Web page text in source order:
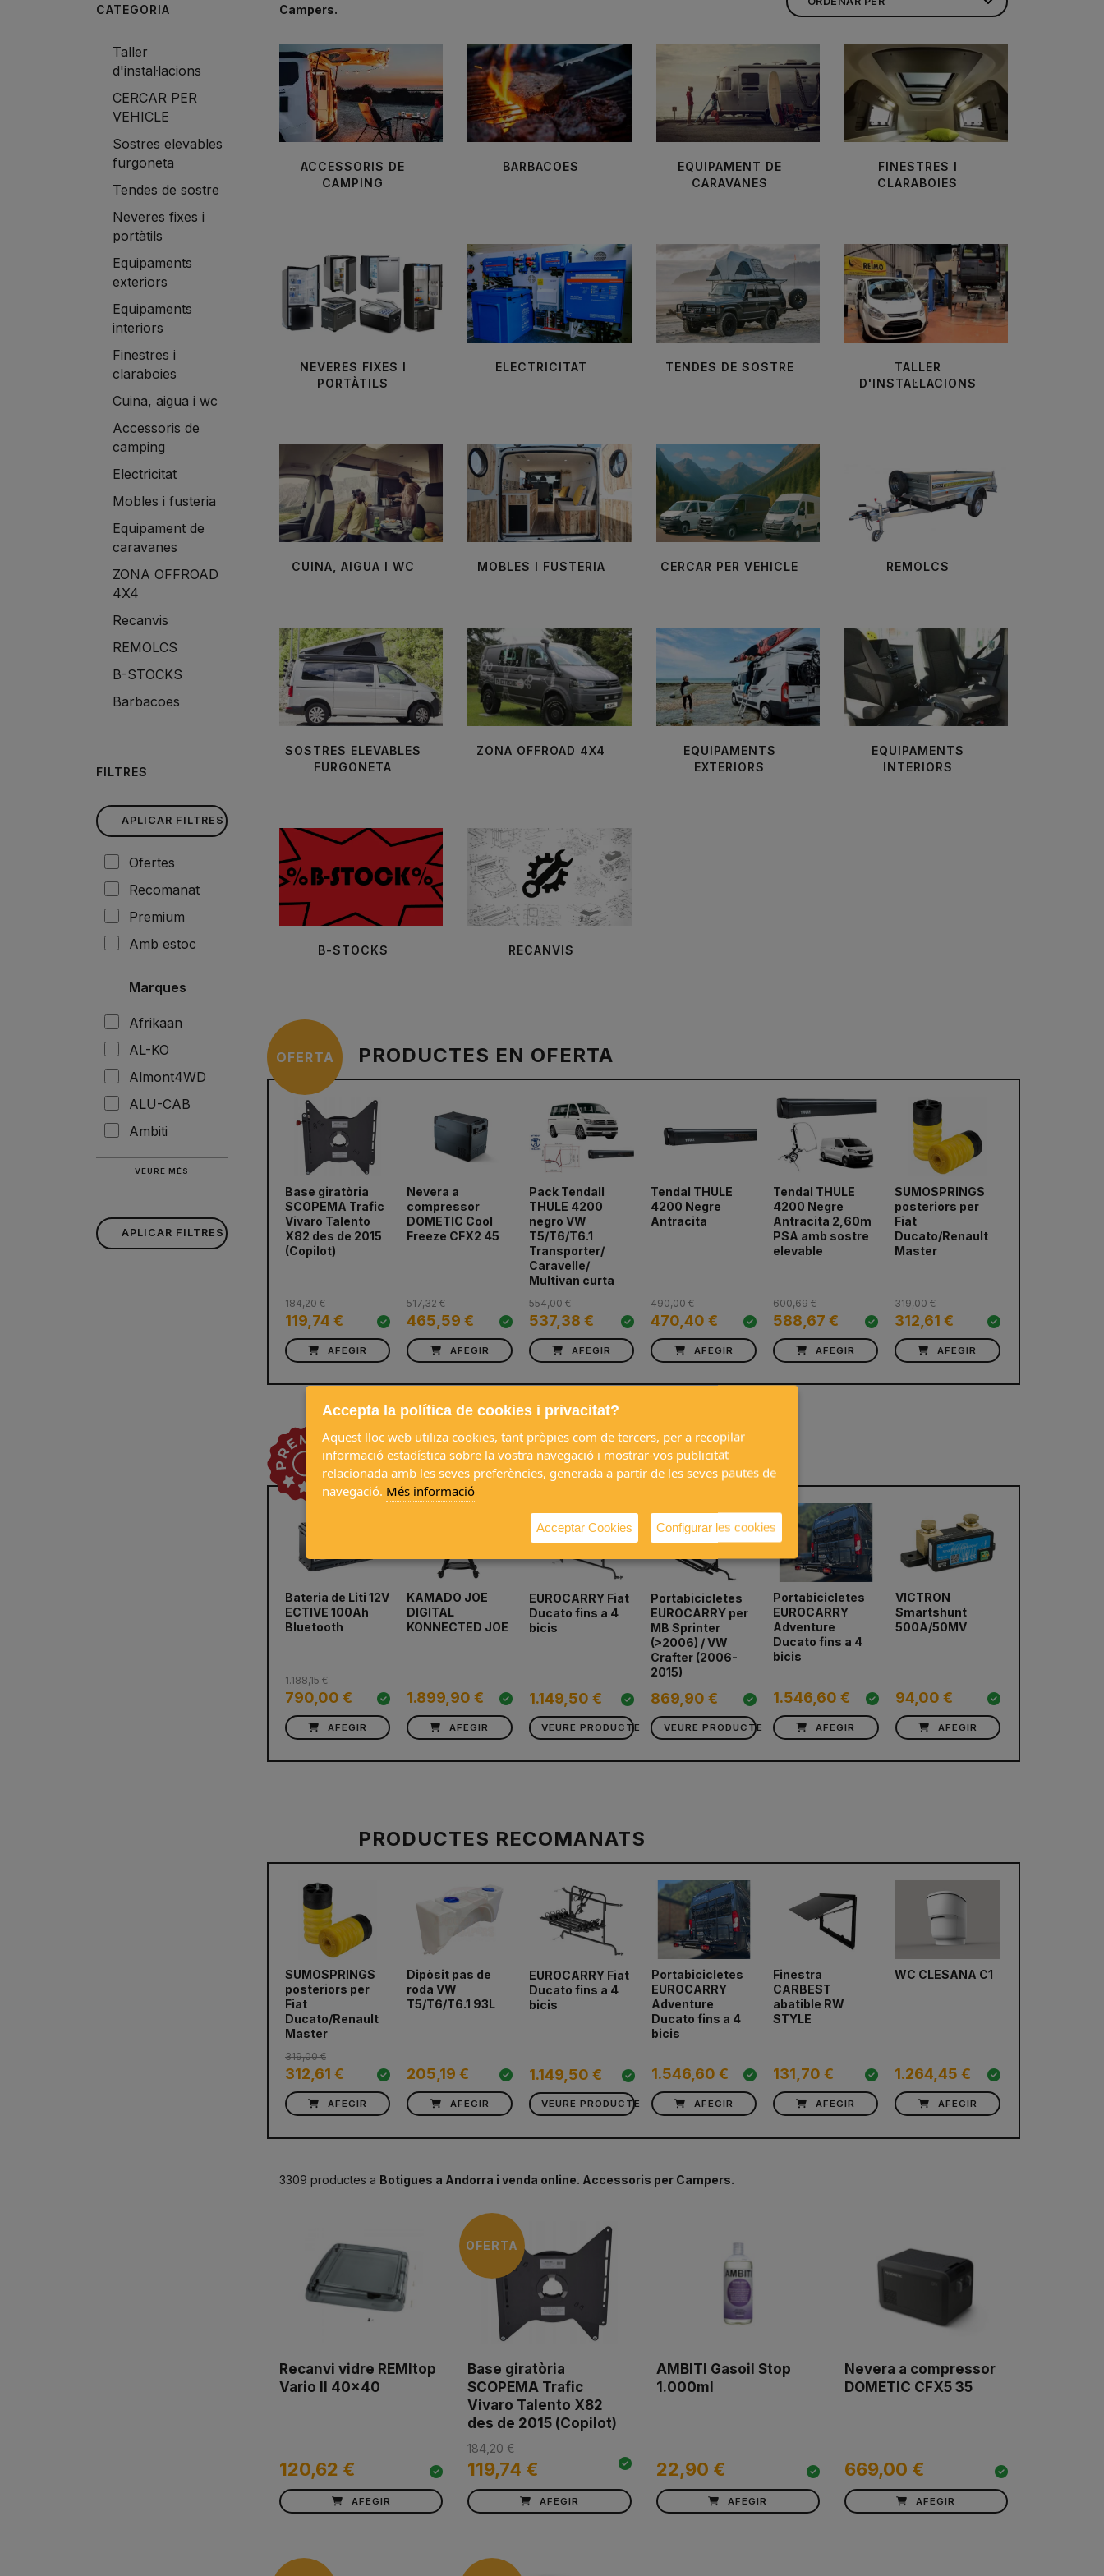
Campers.
ACCESSORIS DE
CAMPING
BARBACOES
EQUIPAMENT DE
CARAVANES
FINESTRES I
CLARABOIES
NEVERES FIXES I
PORTÀTILS
ELECTRICITAT TENDES DE SOSTRE
TALLER
D'INSTAL·LACIONS
CUINA, AIGUA I WC MOBLES I FUSTERIA CERCAR PER VEHICLE REMOLCS
SOSTRES ELEVABLES
FURGONETA
ZONA OFFROAD 4X4
EQUIPAMENTS
EXTERIORS
EQUIPAMENTS
INTERIORS
B-STOCKS RECANVIS
OFERTA PRODUCTES EN OFERTA
Base giratòria
SCOPEMA Trafic
Vivaro Talento
X82 des de 2015
(Copilot)
119,74 €
184,20 €
AFEGIR
Nevera a
compressor
DOMETIC Cool
Freeze CFX2 45
465,59 €
517,32 €
AFEGIR
Pack Tendall
THULE 4200
negro VW
T5/T6/T6.1
Transporter/
Caravelle/
Multivan curta
537,38 €
554,00 €
AFEGIR
Tendal THULE
4200 Negre
Antracita
470,40 €
490,00 €
AFEGIR
Tendal THULE
4200 Negre
Antracita 2,60m
PSA amb sostre
elevable
588,67 €
600,69 €
AFEGIR
SUMOSPRINGS
posteriors per
Fiat
Ducato/Renault
Master
312,61 €
319,00 €
AFEGIR
prev next
PRODUCTES PREMIUM
Bateria de Liti 12V
ECTIVE 100Ah
Bluetooth
790,00 €
1.188,15 €
AFEGIR
KAMADO JOE
DIGITAL
KONNECTED JOE
1.899,90 €
AFEGIR
EUROCARRY Fiat
Ducato fins a 4
bicis
1.149,50 €
VEURE PRODUCTE
Portabicicletes
EUROCARRY per
MB Sprinter
(>2006) / VW
Crafter (2006-
2015)
869,90 €
VEURE PRODUCTE
Portabicicletes
EUROCARRY
Adventure
Ducato fins a 4
bicis
1.546,60 €
AFEGIR
VICTRON
Smartshunt
500A/50MV
94,00 €
AFEGIR
prev
PRODUCTES RECOMANATS
SUMOSPRINGS
posteriors per
Fiat
Ducato/Renault
Master
312,61 €
319,00 €
AFEGIR
Dipòsit pas de
roda VW
T5/T6/T6.1 93L
205,19 €
AFEGIR
EUROCARRY Fiat
Ducato fins a 4
bicis
1.149,50 €
VEURE PRODUCTE
Portabicicletes
EUROCARRY
Adventure
Ducato fins a 4
bicis
1.546,60 €
AFEGIR
Finestra
CARBEST
abatible RW
STYLE
131,70 €
AFEGIR
WC CLESANA C1
1.264,45 €
AFEGIR
prev
3309 productes a Botigues a Andorra i venda online. Accessoris per Campers.
Recanvi vidre REMItop
Vario II 40x40
120,62 €
AFEGIR
OFERTA
Base giratòria
SCOPEMA Trafic
Vivaro Talento X82
des de 2015 (Copilot)
119,74 €
184,20 €
AFEGIR
AMBITI Gasoil Stop
1.000ml
22,90 €
AFEGIR
Nevera a compressor
DOMETIC CFX5 35
669,00 €
AFEGIR
CATEGORIA
Taller
d'instal·lacions
CERCAR PER
VEHICLE
Sostres elevables
furgoneta
Tendes de sostre
Neveres fixes i
portàtils
Equipaments
exteriors
Equipaments
interiors
Finestres i
claraboies
Cuina, aigua i wc
Accessoris de
camping
Electricitat
Mobles i fusteria
Equipament de
caravanes
ZONA OFFROAD
4X4
Recanvis
REMOLCS
B-STOCKS
Barbacoes
FILTRES
APLICAR FILTRES
Ofertes
Recomanat
Premium
Amb estoc
Marques
Afrikaan
AL-KO
Almont4WD
ALU-CAB
Ambiti
VEURE MÉS
APLICAR FILTRES
Accepta la política de cookies i privacitat?
Aquest lloc web utiliza cookies, tant pròpies com de tercers, per a recopilar
informació estadística sobre la vostra navegació i mostrar-vos publicitat
relacionada amb les seves preferències, generada a partir de les seves pautes de
navegació. Més informació
Acceptar Cookies Configurar les cookies